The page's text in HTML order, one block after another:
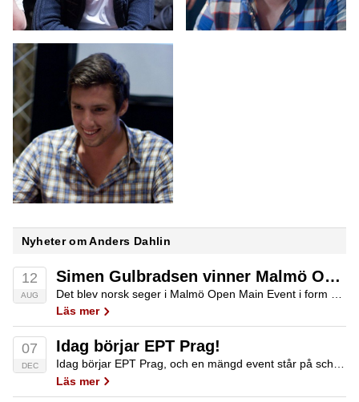
Nyheter om Anders Dahlin
12
AUG
Simen Gulbradsen vinner Malmö Open Main Event
Läs mer
07
DEC
Idag börjar EPT Prag!
Idag börjar EPT Prag, och en mängd event står på schemat. Poker.se kommer att ha dagliga uppdateringar från de största eventen. Vi går också igenom de svenska insatserna i Prag genom åren.
Läs mer